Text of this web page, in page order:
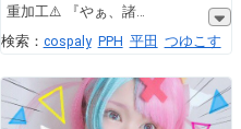
重加工⚠️ 『やぁ、諸
検索： cospaly PPH 平田 つゆこす